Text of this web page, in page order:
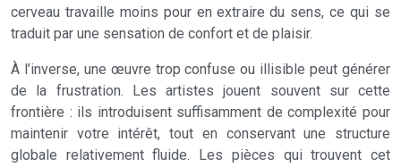
cerveau travaille moins pour en extraire du sens, ce qui se
traduit par une sensation de confort et de plaisir.
À l’inverse, une œuvre trop confuse ou illisible peut générer
de la frustration. Les artistes jouent souvent sur cette
frontière : ils introduisent suffisamment de complexité pour
maintenir votre intérêt, tout en conservant une structure
globale relativement fluide. Les pièces qui trouvent cet